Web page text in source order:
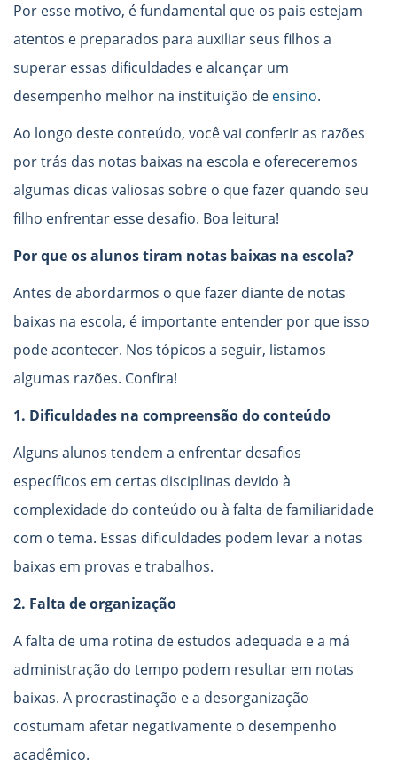
Por esse motivo, é fundamental que os pais estejam
atentos e preparados para auxiliar seus filhos a
superar essas dificuldades e alcançar um
desempenho melhor na instituição de ensino.
Ao longo deste conteúdo, você vai conferir as razões
por trás das notas baixas na escola e ofereceremos
algumas dicas valiosas sobre o que fazer quando seu
filho enfrentar esse desafio. Boa leitura!
Por que os alunos tiram notas baixas na escola?
Antes de abordarmos o que fazer diante de notas
baixas na escola, é importante entender por que isso
pode acontecer. Nos tópicos a seguir, listamos
algumas razões. Confira!
1. Dificuldades na compreensão do conteúdo
Alguns alunos tendem a enfrentar desafios
específicos em certas disciplinas devido à
complexidade do conteúdo ou à falta de familiaridade
com o tema. Essas dificuldades podem levar a notas
baixas em provas e trabalhos.
2. Falta de organização
A falta de uma rotina de estudos adequada e a má
administração do tempo podem resultar em notas
baixas. A procrastinação e a desorganização
costumam afetar negativamente o desempenho
acadêmico.